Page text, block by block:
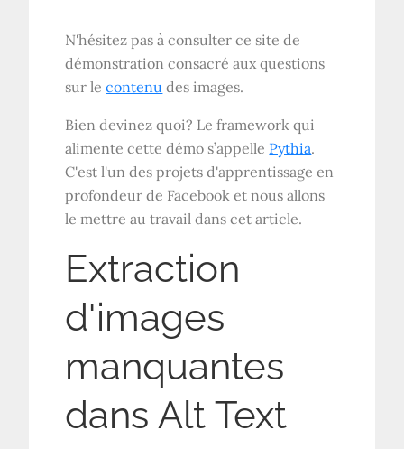
N'hésitez pas à consulter ce site de
démonstration consacré aux questions
sur lecontenu des images.
Bien devinez quoi? Le framework qui
alimente cette démo s’appelle Pythia.
C'est l'un des projets d'apprentissage en
profondeur de Facebook et nous allons
le mettre au travail dans cet article.
Extraction
d'images
manquantes
dans Alt Text